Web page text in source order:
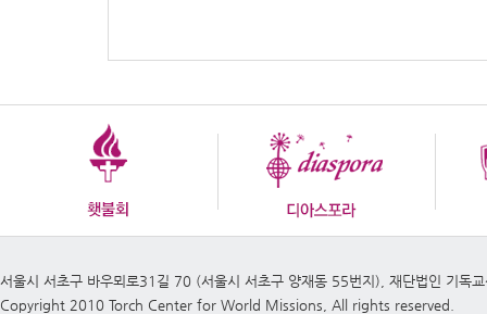
서울시 서초구 바우뫼로31길 70 (서울시 서초구 양재동 55번지), 재단법인
Copyright 2010 Torch Center for World Missions, All rights reserved.